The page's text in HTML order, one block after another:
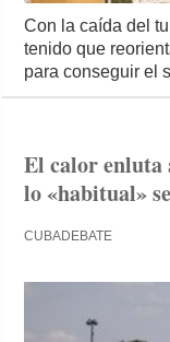
Con la caída del
tenido que
para conseguir el
El calor enluta
lo «habitual»
CUBADEBATE